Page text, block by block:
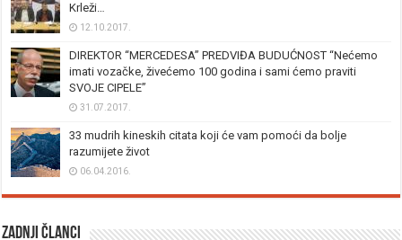
Krleži…
12.10.2017.
DIREKTOR “MERCEDESA” PREDVIĐA BUDUĆNOST “Nećemo
imati vozačke, živećemo 100 godina i sami ćemo praviti
SVOJE CIPELE”
31.07.2017.
33 mudrih kineskih citata koji će vam pomoći da bolje
razumijete život
06.04.2016.
Zadnji članci